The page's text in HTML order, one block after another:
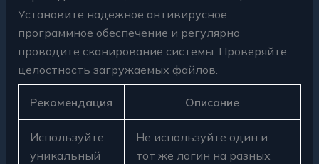
Установите надежное антивирусное
программное обеспечение и регулярно
проводите сканирование системы. Проверяйте
целостность загружаемых файлов.
Рекомендация Описание
Используйте
уникальный
Не используйте один и
тот же логин на разных